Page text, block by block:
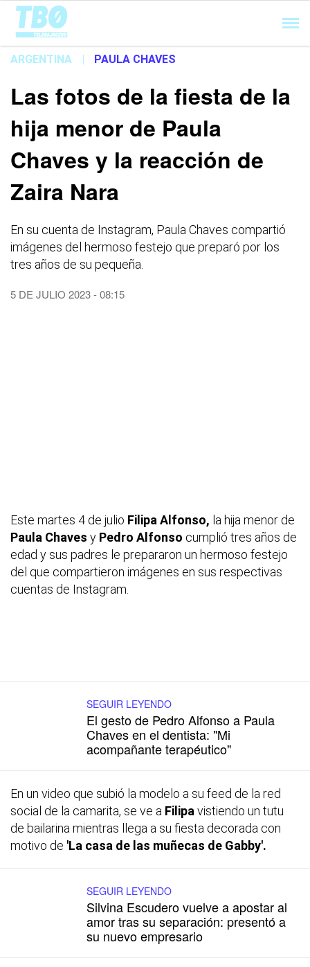
Cargando...
ARGENTINA | PAULA CHAVES
Las fotos de la fiesta de la
hija menor de Paula
Chaves y la reacción de
Zaira Nara
En su cuenta de Instagram, Paula Chaves compartió
imágenes del hermoso festejo que preparó por los
tres años de su pequeña.
5 DE JULIO 2023 - 08:15
Este martes 4 de julio Filipa Alfonso, la hija menor de
Paula Chaves y Pedro Alfonso cumplió tres años de
edad y sus padres le prepararon un hermoso festejo
del que compartieron imágenes en sus respectivas
cuentas de Instagram.
SEGUIR LEYENDO
El gesto de Pedro Alfonso a Paula
Chaves en el dentista: "Mi
acompañante terapéutico"
En un video que subió la modelo a su feed de la red
social de la camarita, se ve a Filipa vistiendo un tutu
de bailarina mientras llega a su fiesta decorada con
motivo de 'La casa de las muñecas de Gabby'.
SEGUIR LEYENDO
Silvina Escudero vuelve a apostar al
amor tras su separación: presentó a
su nuevo empresario